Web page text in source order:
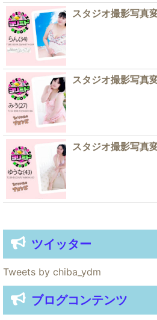
スタジオ撮影写真
スタジオ撮影写真
スタジオ撮影写真
ツイッター
Tweets by chiba_ydm
ブログコンテンツ